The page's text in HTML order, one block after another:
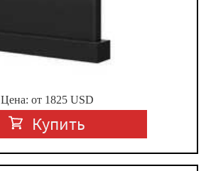
Цена: от 1825USD
Купить